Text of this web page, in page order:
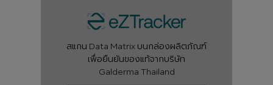
สแกน Data Matrix บนกล่องผลิตภัณฑ์
เพื่อยืนยันของแท้จากบริษัท
Galderma Thailand